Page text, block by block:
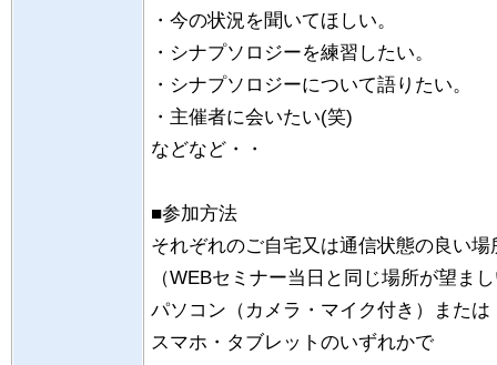
・今の状況を聞いてほしい。
・シナプソロジーを練習したい。
・シナプソロジーについて語りたい。
・主催者に会いたい(笑)
などなど・・
■参加方法
それぞれのご自宅又は通信状態の良い場
（WEBセミナー当日と同じ場所が望ま
パソコン（カメラ・マイク付き）または
スマホ・タブレットのいずれかで